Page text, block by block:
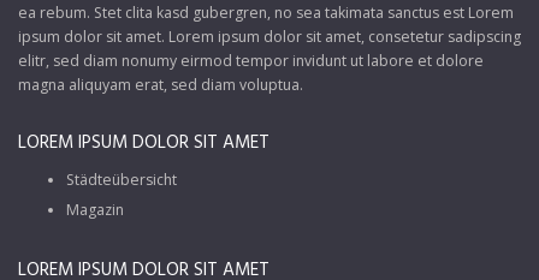
ea rebum. Stet clita kasd gubergren, no sea takimata sanctus est Lorem
ipsum dolor sit amet. Lorem ipsum dolor sit amet, consetetur sadipscing
elitr, sed diam nonumy eirmod tempor invidunt ut labore et dolore
magna aliquyam erat, sed diam voluptua.
LOREM IPSUM DOLOR SIT AMET
Städteübersicht
Magazin
LOREM IPSUM DOLOR SIT AMET